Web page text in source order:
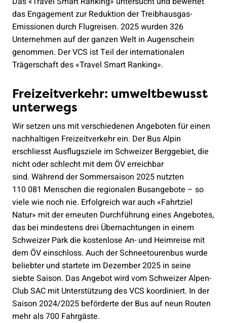
das Engagement zur Reduktion der Treibhausgas-
Emissionen durch Flugreisen. 2025 wurden 326
Unternehmen auf der ganzen Welt in Augenschein
genommen. Der VCS ist Teil der internationalen
Trägerschaft des «Travel Smart Ranking».
Freizeitverkehr: umweltbewusst
unterwegs
Wir setzen uns mit verschiedenen Angeboten für einen
nachhaltigen Freizeitverkehr ein. Der Bus Alpin
erschliesst Ausflugsziele im Schweizer Berggebiet, die
nicht oder schlecht mit dem ÖV erreichbar
sind. Während der Sommersaison 2025 nutzten
110 081 Menschen die regionalen Busangebote – so
viele wie noch nie. Erfolgreich war auch «Fahrtziel
Natur» mit der erneuten Durchführung eines Angebotes,
das bei mindestens drei Übernachtungen in einem
Schweizer Park die kostenlose An- und Heimreise mit
dem ÖV einschloss. Auch der Schneetourenbus wurde
beliebter und startete im Dezember 2025 in seine
siebte Saison. Das Angebot wird vom Schweizer Alpen-
Club SAC mit Unterstützung des VCS koordiniert. In der
Saison 2024/2025 beförderte der Bus auf neun Routen
mehr als 700 Fahrgäste.